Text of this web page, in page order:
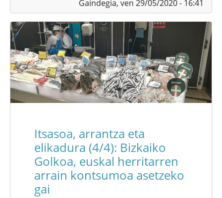
Gaindegia, ven 29/05/2020 - 16:41
Itsasoa, arrantza eta
elikadura (4/4): Bizkaiko
Golkoa, euskal herritarren
arrain kontsumoa asetzeko
gai